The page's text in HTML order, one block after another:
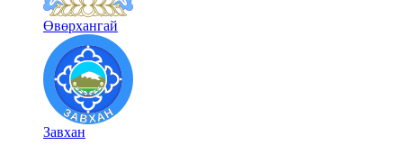
Өвөрхангай
Завхан